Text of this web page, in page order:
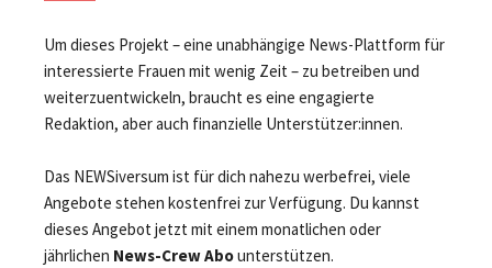
Um dieses Projekt – eine unabhängige News-Plattform für
interessierte Frauen mit wenig Zeit – zu betreiben und
weiterzuentwickeln, braucht es eine engagierte
Redaktion, aber auch finanzielle Unterstützer:innen.
Das NEWSiversum ist für dich nahezu werbefrei, viele
Angebote stehen kostenfrei zur Verfügung. Du kannst
dieses Angebot jetzt mit einem monatlichen oder
jährlichen News-Crew Abounterstützen.